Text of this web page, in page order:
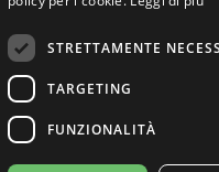
12 - 28100 Novara (NO) -
- Mail:
NOTF03000B - Codice iPA:
80010380030 - Codice
STRETTAMENTE
TARGETING
FUNZIONALITÀ